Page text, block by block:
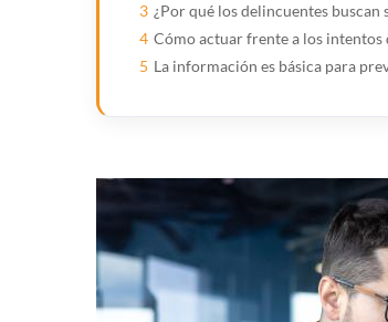
3 ¿Por qué los delincuentes
4 Cómo actuar frente a los intentos
5 La información es básica para